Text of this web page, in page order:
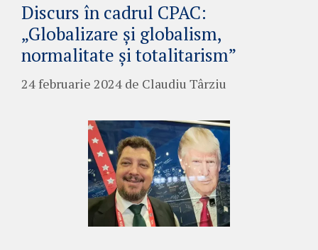
Discurs în cadrul CPAC:
„Globalizare și globalism,
normalitate și totalitarism”
24 februarie 2024 de Claudiu Târziu